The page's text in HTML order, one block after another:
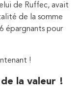
de Ruffec, avait
de la somme
épargnants pour
!
la valeur !